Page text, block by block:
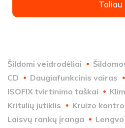
Toliau
Šildomi veidrodėliai
CD
Daugiafunkcinis vairas
ISOFIX tvirtinimo taškai
Kritulių jutiklis
Kruizo
Laisvų rankų įranga